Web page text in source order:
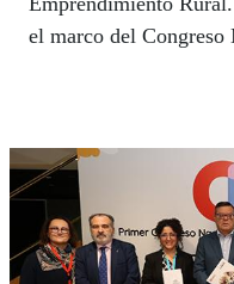
el marco del Congreso
Discapacidad (CERMI)
Emprendimiento y